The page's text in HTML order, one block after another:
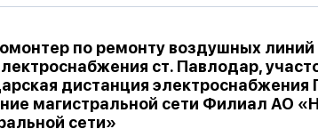
по ремонту воздушных
ст. Павлодар,
дистанция электроснабжения
магистральной сети Филиал АО
сети»